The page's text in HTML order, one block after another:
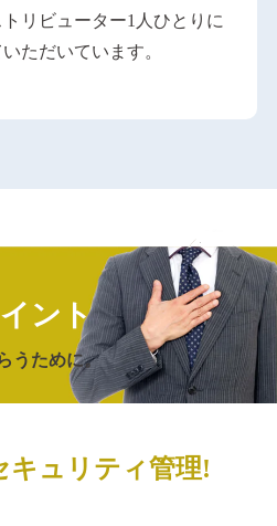
リビューター1人ひとりに
ただいています。
ント
うために。
キュリティ管理!